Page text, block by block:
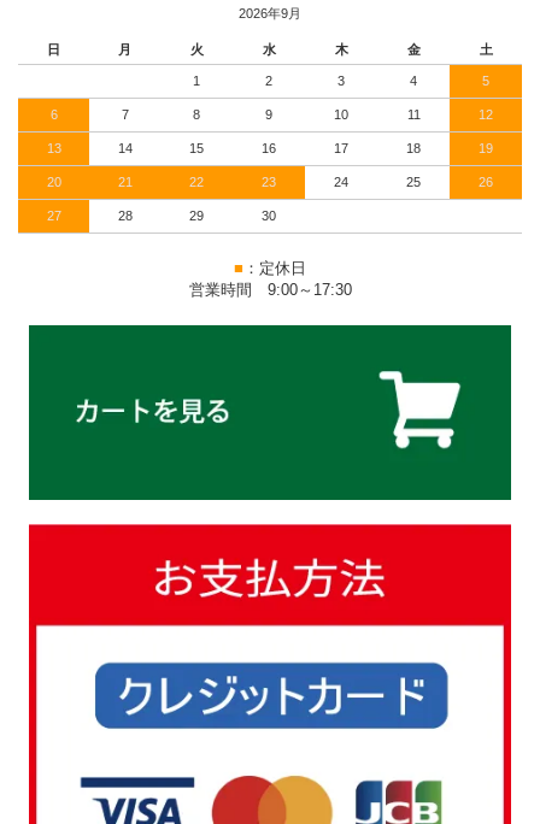
2026年9月
日 月 火 水 木 金 土
1 2 3 4 5
6 7 8 9 10 11 12
13 14 15 16 17 18 19
20 21 22 23 24 25 26
27 28 29 30
■ ：定休日
営業時間 9:00～17:30